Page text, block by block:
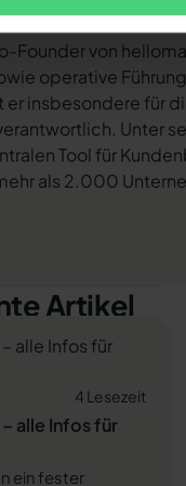
Founder von
operative
er insbesondere für
Unter
Tool für
als 2.000
Artikel
4 Lesezeit
alle Infos für
ein fester